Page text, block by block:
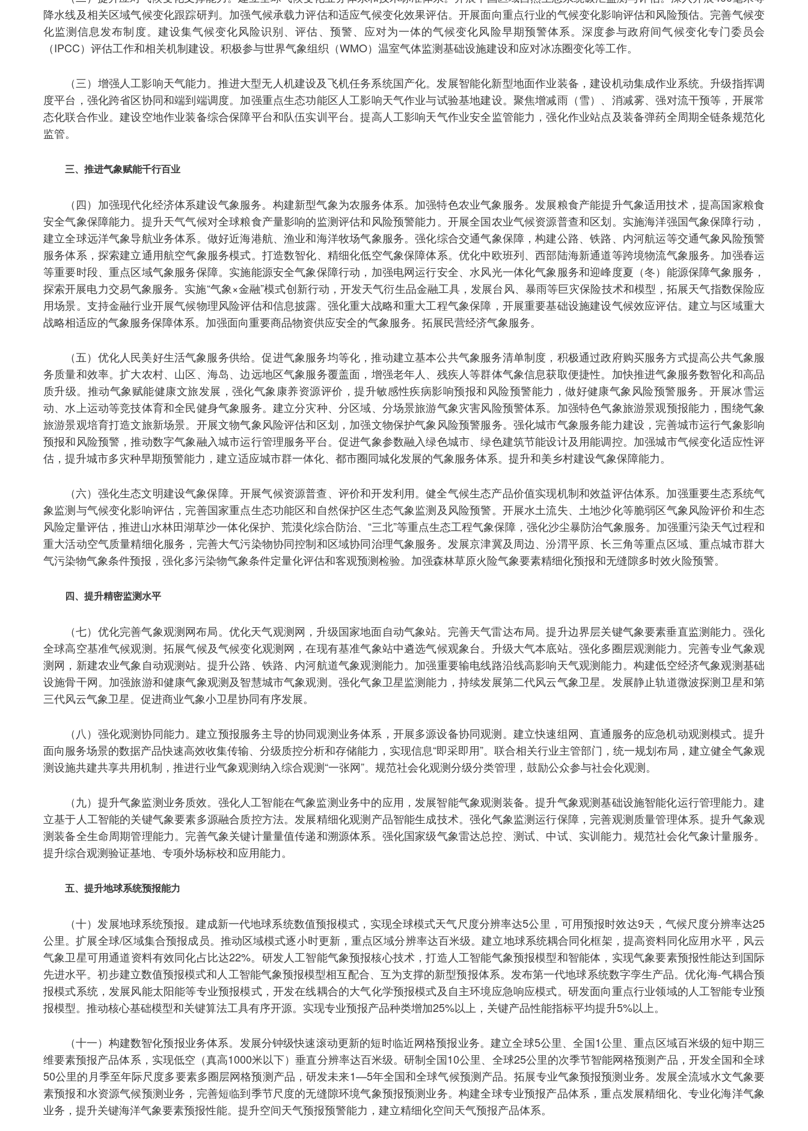
降水线及相关区域气候变化跟踪研判。加强气候承载力评估和适应气候变化效果评估。开展面向重点行业的气候变化影响评估和风险预估。完善气候变
化监测信息发布制度。建设集气候变化风险识别、评估、预警、应对为一体的气候变化风险早期预警体系。深度参与政府间气候变化专门委员会
（IPCC）评估工作和相关机制建设。积极参与世界气象组织（WMO）温室气体监测基础设施建设和应对冰冻圈变化等工作。
（三）增强人工影响天气能力。推进大型无人机建设及飞机任务系统国产化。发展智能化新型地面作业装备，建设机动集成作业系统。升级指挥调
度平台，强化跨省区协同和端到端调度。加强重点生态功能区人工影响天气作业与试验基地建设。聚焦增减雨（雪）、消减雾、强对流干预等，开展常
态化联合作业。建设空地作业装备综合保障平台和队伍实训平台。提高人工影响天气作业安全监管能力，强化作业站点及装备弹药全周期全链条规范化
监管。
三、推进气象赋能千行百业
（四）加强现代化经济体系建设气象服务。构建新型气象为农服务体系。加强特色农业气象服务。发展粮食产能提升气象适用技术，提高国家粮食
安全气象保障能力。提升天气气候对全球粮食产量影响的监测评估和风险预警能力。开展全国农业气候资源普查和区划。实施海洋强国气象保障行动，
建立全球远洋气象导航业务体系。做好近海港航、渔业和海洋牧场气象服务。强化综合交通气象保障，构建公路、铁路、内河航运等交通气象风险预警
服务体系，探索建立通用航空气象服务模式。打造数智化、精细化低空气象保障体系。优化中欧班列、西部陆海新通道等跨境物流气象服务。加强春运
等重要时段、重点区域气象服务保障。实施能源安全气象保障行动，加强电网运行安全、水风光一体化气象服务和迎峰度夏（冬）能源保障气象服务，
探索开展电力交易气象服务。实施“气象×金融”模式创新行动，开发天气衍生品金融工具，发展台风、暴雨等巨灾保险技术和模型，拓展天气指数保险应
用场景。支持金融行业开展气候物理风险评估和信息披露。强化重大战略和重大工程气象保障，开展重要基础设施建设气候效应评估。建立与区域重大
战略相适应的气象服务保障体系。加强面向重要商品物资供应安全的气象服务。拓展民营经济气象服务。
（五）优化人民美好生活气象服务供给。促进气象服务均等化，推动建立基本公共气象服务清单制度，积极通过政府购买服务方式提高公共气象服
务质量和效率。扩大农村、山区、海岛、边远地区气象服务覆盖面，增强老年人、残疾人等群体气象信息获取便捷性。加快推进气象服务数智化和高品
质升级。推动气象赋能健康文旅发展，强化气象康养资源评价，提升敏感性疾病影响预报和风险预警能力，做好健康气象风险预警服务。开展冰雪运
动、水上运动等竞技体育和全民健身气象服务。建立分灾种、分区域、分场景旅游气象灾害风险预警体系。加强特色气象旅游景观预报能力，围绕气象
旅游景观培育打造文旅新场景。开展文物气象风险评估和区划，加强文物保护气象风险预警服务。强化城市气象服务能力建设，完善城市运行气象影响
预报和风险预警，推动数字气象融入城市运行管理服务平台。促进气象参数融入绿色城市、绿色建筑节能设计及用能调控。加强城市气候变化适应性评
估，提升城市多灾种早期预警能力，建立适应城市群一体化、都市圈同城化发展的气象服务体系。提升和美乡村建设气象保障能力。
（六）强化生态文明建设气象保障。开展气候资源普查、评价和开发利用。健全气候生态产品价值实现机制和效益评估体系。加强重要生态系统气
象监测与气候变化影响评估，完善国家重点生态功能区和自然保护区生态气象监测及风险预警。开展水土流失、土地沙化等脆弱区气象风险评价和生态
风险定量评估，推进山水林田湖草沙一体化保护、荒漠化综合防治、“三北”等重点生态工程气象保障，强化沙尘暴防治气象服务。加强重污染天气过程和
重大活动空气质量精细化服务，完善大气污染物协同控制和区域协同治理气象服务。发展京津冀及周边、汾渭平原、长三角等重点区域、重点城市群大
气污染物气象条件预报，强化多污染物气象条件定量化评估和客观预测检验。加强森林草原火险气象要素精细化预报和无缝隙多时效火险预警。
四、提升精密监测水平
（七）优化完善气象观测网布局。优化天气观测网，升级国家地面自动气象站。完善天气雷达布局。提升边界层关键气象要素垂直监测能力。强化
全球高空基准气候观测。拓展气候及气候变化观测网，在现有基准气象站中遴选气候观象台。升级大气本底站。强化多圈层观测能力。完善专业气象观
测网，新建农业气象自动观测站。提升公路、铁路、内河航道气象观测能力。加强重要输电线路沿线高影响天气观测能力。构建低空经济气象观测基础
设施骨干网。加强旅游和健康气象观测及智慧城市气象观测。强化气象卫星监测能力，持续发展第二代风云气象卫星。发展静止轨道微波探测卫星和第
三代风云气象卫星。促进商业气象小卫星协同有序发展。
（八）强化观测协同能力。建立预报服务主导的协同观测业务体系，开展多源设备协同观测。建立快速组网、直通服务的应急机动观测模式。提升
面向服务场景的数据产品快速高效收集传输、分级质控分析和存储能力，实现信息“即采即用”。联合相关行业主管部门，统一规划布局，建立健全气象观
测设施共建共享共用机制，推进行业气象观测纳入综合观测“一张网”。规范社会化观测分级分类管理，鼓励公众参与社会化观测。
（九）提升气象监测业务质效。强化人工智能在气象监测业务中的应用，发展智能气象观测装备。提升气象观测基础设施智能化运行管理能力。建
立基于人工智能的关键气象要素多源融合质控方法。发展精细化观测产品智能生成技术。强化气象监测运行保障，完善观测质量管理体系。提升气象观
测装备全生命周期管理能力。完善气象关键计量量值传递和溯源体系。强化国家级气象雷达总控、测试、中试、实训能力。规范社会化气象计量服务。
提升综合观测验证基地、专项外场标校和应用能力。
五、提升地球系统预报能力
（十）发展地球系统预报。建成新一代地球系统数值预报模式，实现全球模式天气尺度分辨率达5公里，可用预报时效达9天，气候尺度分辨率达25
公里。扩展全球/区域集合预报成员。推动区域模式逐小时更新，重点区域分辨率达百米级。建立地球系统耦合同化框架，提高资料同化应用水平，风云
气象卫星可用通道资料有效同化占比达22%。研发人工智能气象预报核心技术，打造人工智能气象预报模型和智能体，实现气象要素预报性能达到国际
先进水平。初步建立数值预报模式和人工智能气象预报模型相互配合、互为支撑的新型预报体系。发布第一代地球系统数字孪生产品。优化海-气耦合预
报模式系统，发展风能太阳能等专业预报模式，开发在线耦合的大气化学预报模式及自主环境应急响应模式。研发面向重点行业领域的人工智能专业预
报模型。推动核心基础模型和关键算法工具有序开源。实现专业预报产品种类增加25%以上，关键产品性能指标平均提升5%以上。
（十一）构建数智化预报业务体系。发展分钟级快速滚动更新的短时临近网格预报业务。建立全球5公里、全国1公里、重点区域百米级的短中期三
维要素预报产品体系，实现低空（真高1000米以下）垂直分辨率达百米级。研制全国10公里、全球25公里的次季节智能网格预测产品，开发全国和全球
50公里的月季至年际尺度多要素多圈层网格预测产品，研发未来1—5年全国和全球气候预测产品。拓展专业气象预报预测业务。发展全流域水文气象要
素预报和水资源气候预测业务，完善短临到季节尺度的无缝隙环境气象预报预测业务。构建全球专业预报产品体系，重点发展精细化、专业化海洋气象
业务，提升关键海洋气象要素预报性能。提升空间天气预报预警能力，建立精细化空间天气预报产品体系。